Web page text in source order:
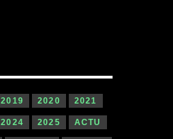
2019 2020 2021
2024 2025 ACTU